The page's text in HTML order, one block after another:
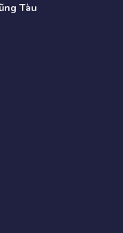
Tàu